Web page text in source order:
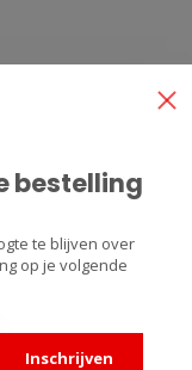
bestelling
te blijven over
op je volgende
Inschrijven